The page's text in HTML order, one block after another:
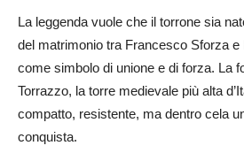
La leggenda vuole che il torrone sia
del matrimonio tra Francesco Sforza
come simbolo di unione e di forza. La
Torrazzo, la torre medievale più alta
compatto, resistente, ma dentro cela
conquista.